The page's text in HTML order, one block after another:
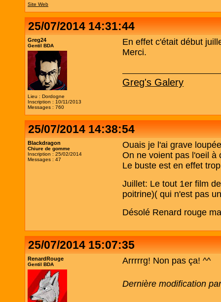
Site Web
25/07/2014 14:31:44
Greg24
Gentil BDA
Lieu : Dordogne
Inscription : 10/11/2013
Messages : 760
En effet c'était début
Merci.
Greg's Galery
25/07/2014 14:38:54
Blackdragon
Chiure de gomme
Inscription : 25/02/2014
Messages : 47
Ouais je l'ai grave
On ne voient pas l'oeil à
Le buste est en effet
Juillet: Le tout 1er film
poitrine)( qui n'est pas
Désolé Renard rouge
25/07/2014 15:07:35
RenardRouge
Gentil BDA Arrrrrg! Non pas ça! ^^
Dernière modification